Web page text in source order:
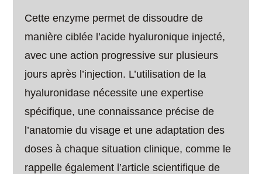
Cette enzyme permet de dissoudre de
manière ciblée l’acide hyaluronique injecté,
avec une action progressive sur plusieurs
jours après l’injection. L’utilisation de la
hyaluronidase nécessite une expertise
spécifique, une connaissance précise de
l’anatomie du visage et une adaptation des
doses à chaque situation clinique, comme le
rappelle également l’article scientifique de